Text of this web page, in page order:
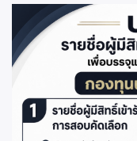
ประกอบ